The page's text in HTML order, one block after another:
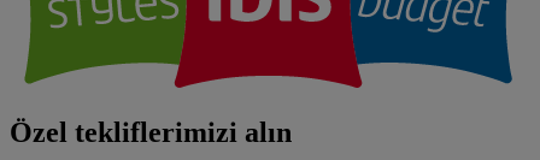
Özel tekliflerimizi alın